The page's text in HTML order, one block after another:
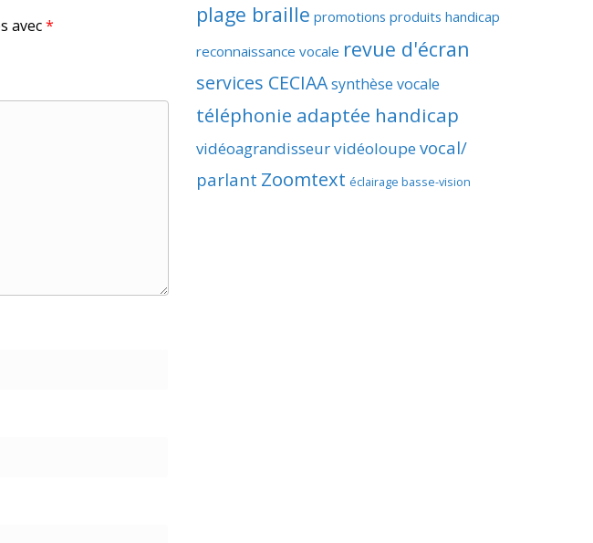
avec* plage braille promotions produits handicap
reconnaissance vocale revue d'écran
services CECIAAsynthèse vocale
téléphonie adaptée handicap
vidéoagrandisseurvidéoloupevocal/
parlant Zoomtext éclairage basse-vision